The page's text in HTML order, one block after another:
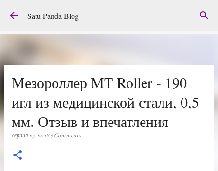
Перейти до основного вмісту
Satu Panda Blog
Мезороллер MT Roller - 190
игл из медицинской стали, 0,5
мм. Отзыв и впечатления
серпня 27, 20186 Comments